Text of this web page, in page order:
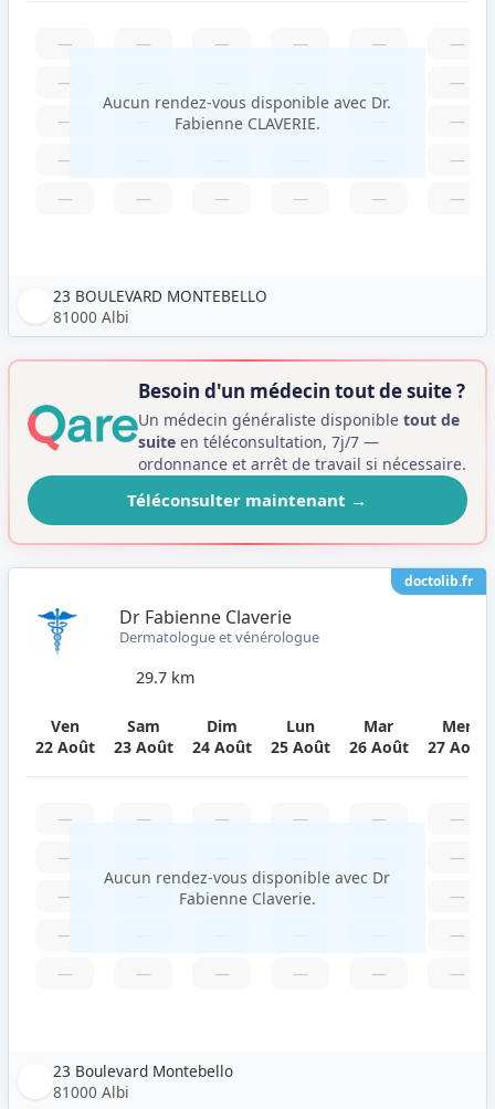
—
—
—
—
—
—
—
—
—
—
—
—
—
—
—
—
—
—
—
—
Aucun rendez-vous disponible avec Dr.
Fabienne CLAVERIE.
23 BOULEVARD MONTEBELLO
81000 Albi
Besoin d'un médecin tout de suite ?
Un médecin généraliste disponibletout de
suite en téléconsultation, 7j/7 —
ordonnance et arrêt de travail si nécessaire.
Téléconsulter maintenant →
doctolib.fr
Dr Fabienne Claverie
Dermatologue et vénérologue
29.7 km
Ven
22 Août
Sam
23 Août
Dim
24 Août
Lun
25 Août
Mar
26 Août
Mer
27 Août
—
—
—
—
—
—
—
—
—
—
—
—
—
—
—
—
—
—
—
—
Aucun rendez-vous disponible avec Dr
Fabienne Claverie.
23 Boulevard Montebello
81000 Albi